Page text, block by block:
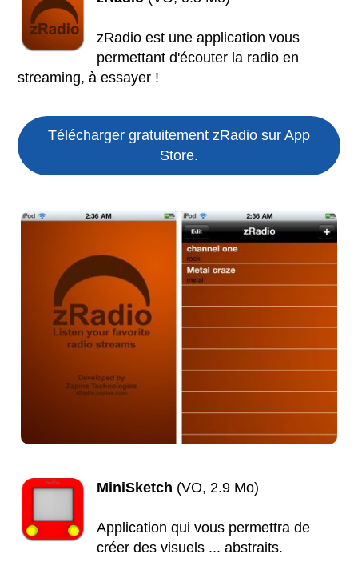
zRadio est une application vous
permettant d'écouter la radio en
streaming, à essayer !
Télécharger gratuitement zRadio sur App
Store.
MiniSketch (VO, 2.9 Mo)
Application qui vous permettra de
créer des visuels ... abstraits.